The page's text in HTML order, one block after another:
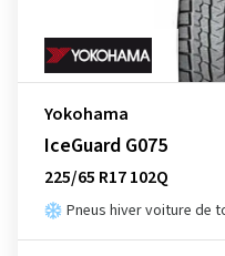
Yokohama
IceGuard G075
225/65 R17 102Q
Pneus hiver voiture de